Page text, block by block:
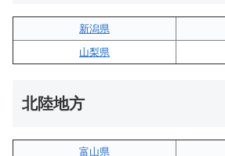
新潟県
山梨県
北陸地方
富山県